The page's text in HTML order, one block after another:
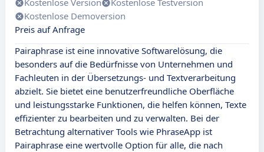
Kostenlose Version
Kostenlose Testversion
Kostenlose Demoversion
Preis auf Anfrage
Pairaphrase ist eine innovative Softwarelösung, die
besonders auf die Bedürfnisse von Unternehmen und
Fachleuten in der Übersetzungs- und Textverarbeitung
abzielt. Sie bietet eine benutzerfreundliche Oberfläche
und leistungsstarke Funktionen, die helfen können, Texte
effizienter zu bearbeiten und zu verwalten. Bei der
Betrachtung alternativer Tools wie PhraseApp ist
Pairaphrase eine wertvolle Option für alle, die nach